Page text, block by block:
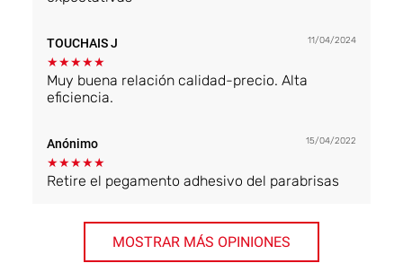
TOUCHAIS J 11/04/2024
★★★★★
Muy buena relación calidad-precio. Alta
eficiencia.
Anónimo 15/04/2022
★★★★★
Retire el pegamento adhesivo del parabrisas
MOSTRAR MÁS OPINIONES